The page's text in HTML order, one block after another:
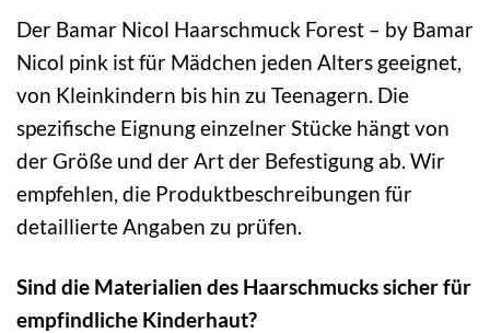
Der Bamar Nicol Haarschmuck Forest – by Bamar
Nicol pink ist für Mädchen jeden Alters geeignet,
von Kleinkindern bis hin zu Teenagern. Die
spezifische Eignung einzelner Stücke hängt von
der Größe und der Art der Befestigung ab. Wir
empfehlen, die Produktbeschreibungen für
detaillierte Angaben zu prüfen.
Sind die Materialien des Haarschmucks sicher für
empfindliche Kinderhaut?